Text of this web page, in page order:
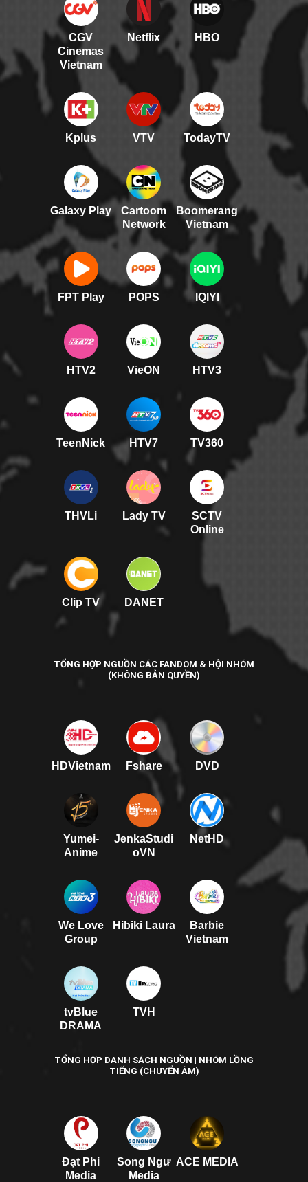
CGV
Cinemas
Vietnam
Netflix HBO
Kplus VTV TodayTV
Galaxy Play
Cartoom
Network
Boomerang
Vietnam
FPT Play POPS IQIYI
HTV2 VieON HTV3
TeenNick HTV7 TV360
THVLi Lady TV
SCTV
Online
Clip TV DANET
TỔNG HỢP NGUỒN CÁC FANDOM & HỘI NHÓM
(KHÔNG BẢN QUYỀN)
HDVietnam Fshare DVD
Yumei-
Anime
JenkaStudi
oVN
NetHD
We Love
Group
Hibiki Laura
Barbie
Vietnam
tvBlue
DRAMA
TVH
TỔNG HỢP DANH SÁCH NGUỒN | NHÓM LỒNG
TIẾNG (CHUYỂN ÂM)
Đạt Phi
Media
Song Ngư
Media
ACE MEDIA